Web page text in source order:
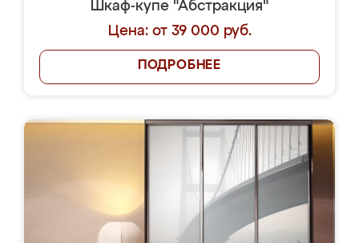
Шкаф-купе "Абстракция"
Цена: от 39 000 руб.
ПОДРОБНЕЕ